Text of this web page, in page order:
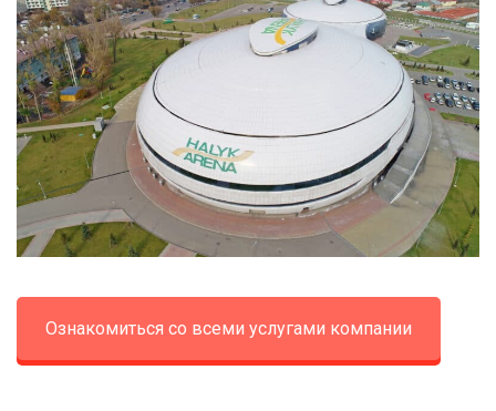
Ознакомиться со всеми услугами компании